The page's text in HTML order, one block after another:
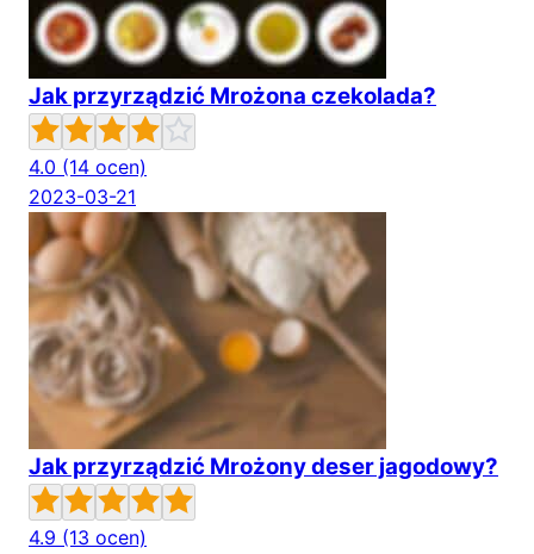
Jak przyrządzić Mrożona czekolada?
4.0 (14 ocen)
2023-03-21
Jak przyrządzić Mrożony deser jagodowy?
4.9 (13 ocen)